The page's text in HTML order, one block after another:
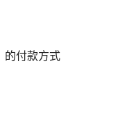
的付款方式